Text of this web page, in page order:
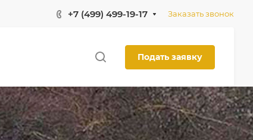
+7 (499) 499-19-17 Заказать звонок
Подать заявку